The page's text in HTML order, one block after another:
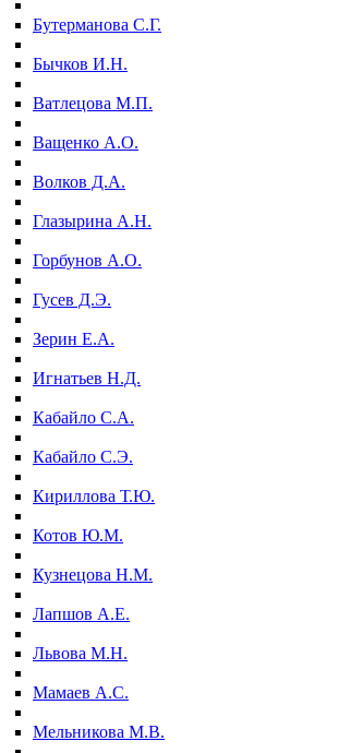
Бутерманова С.Г.
Бычков И.Н.
Ватлецова М.П.
Ващенко А.О.
Волков Д.А.
Глазырина А.Н.
Горбунов А.О.
Гусев Д.Э.
Зерин Е.А.
Игнатьев Н.Д.
Кабайло С.А.
Кабайло С.Э.
Кириллова Т.Ю.
Котов Ю.М.
Кузнецова Н.М.
Лапшов А.Е.
Львова М.Н.
Мамаев А.С.
Мельникова М.В.